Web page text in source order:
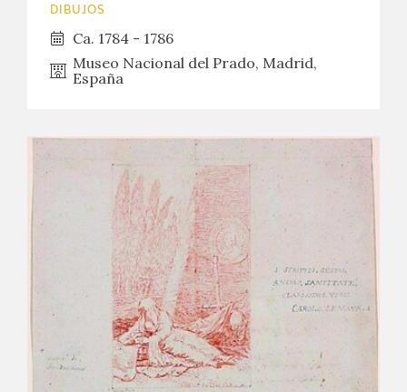
CEDEADIBUJOS
Ca. 1784 - 1786
Museo Nacional del Prado, Madrid,
España